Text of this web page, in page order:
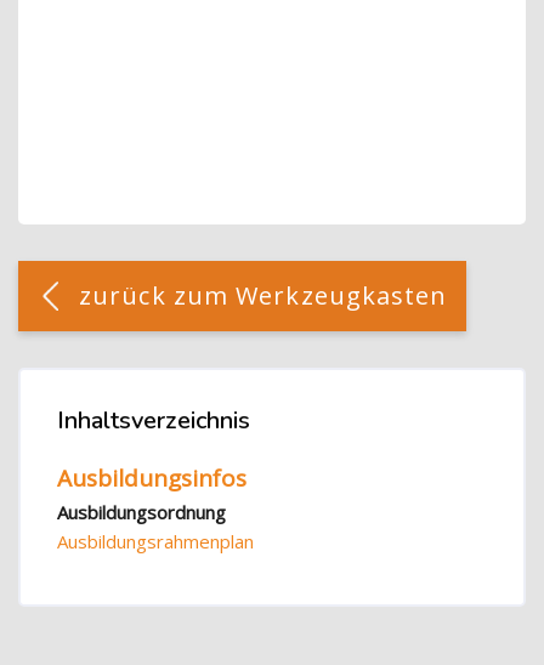
Blöcke
[Cocoon] Custom HTML überspringen
zurück zum Werkzeugkasten
Inhaltsverzeichnis überspringen
Inhaltsverzeichnis
Ausbildungsinfos
Ausbildungsordnung
Ausbildungsrahmenplan